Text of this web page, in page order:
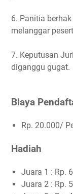
6. Panitia
melanggar
7. Keputusan
diganggu gugat.
Biaya
Rp. 20.000/
Hadiah
Juara 1 : Rp.
Juara 2 : Rp.